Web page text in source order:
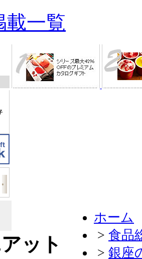
載一覧
ホーム
> 食品
> 銀座
ット